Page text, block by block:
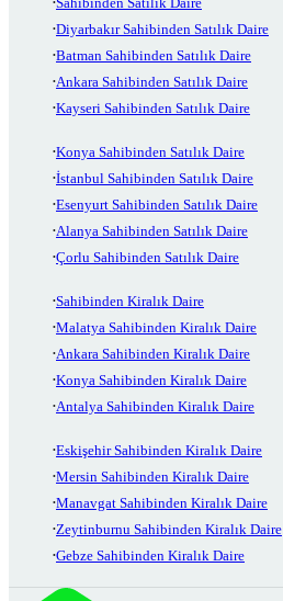
Diyarbakır Sahibinden Satılık Daire
Batman Sahibinden Satılık Daire
Ankara Sahibinden Satılık Daire
Kayseri Sahibinden Satılık Daire
Konya Sahibinden Satılık Daire
İstanbul Sahibinden Satılık Daire
Esenyurt Sahibinden Satılık Daire
Alanya Sahibinden Satılık Daire
Çorlu Sahibinden Satılık Daire
Sahibinden Kiralık Daire
Malatya Sahibinden Kiralık Daire
Ankara Sahibinden Kiralık Daire
Konya Sahibinden Kiralık Daire
Antalya Sahibinden Kiralık Daire
Eskişehir Sahibinden Kiralık Daire
Mersin Sahibinden Kiralık Daire
Manavgat Sahibinden Kiralık Daire
Zeytinburnu Sahibinden Kiralık Daire
Gebze Sahibinden Kiralık Daire